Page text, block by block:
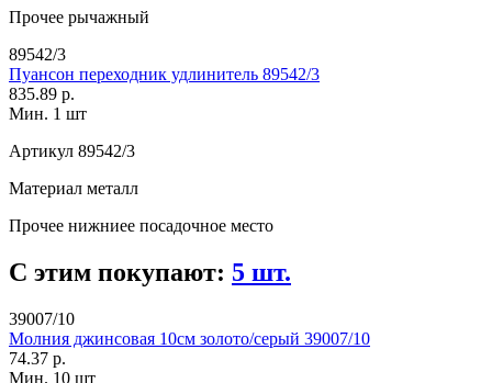
Прочее рычажный
89542/3
Пуансон переходник удлинитель 89542/3
835.89 р.
Мин. 1 шт
Артикул 89542/3
Материал металл
Прочее нижниее посадочное место
С этим покупают: 5 шт.
39007/10
Молния джинсовая 10см золото/серый 39007/10
74.37 р.
Мин. 10 шт